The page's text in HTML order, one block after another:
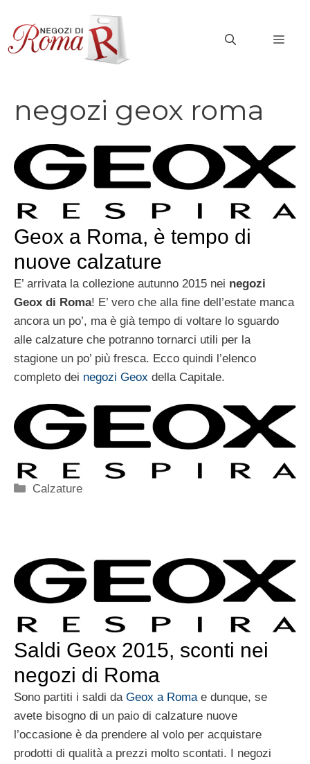
contenuto
negozi geox roma
Geox a Roma, è tempo di
nuove calzature
E’ arrivata la collezione autunno 2015 nei negozi
Geox di Roma! E’ vero che alla fine dell’estate manca
ancora un po’, ma è già tempo di voltare lo sguardo
alle calzature che potranno tornarci utili per la
stagione un po’ più fresca. Ecco quindi l’elenco
completo dei negozi Geox della Capitale.
Categorie
Calzature
Saldi Geox 2015, sconti nei
negozi di Roma
Sono partiti i saldi da Geox a Romae dunque, se
avete bisogno di un paio di calzature nuove
l’occasione è da prendere al volo per acquistare
prodotti di qualità a prezzi molto scontati. I negozi